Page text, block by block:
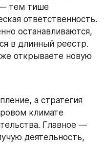
— тем тише
ответственность.
останавливаются,
в длинный реестр.
открываете новую
а стратегия
климате
Главное —
деятельность,